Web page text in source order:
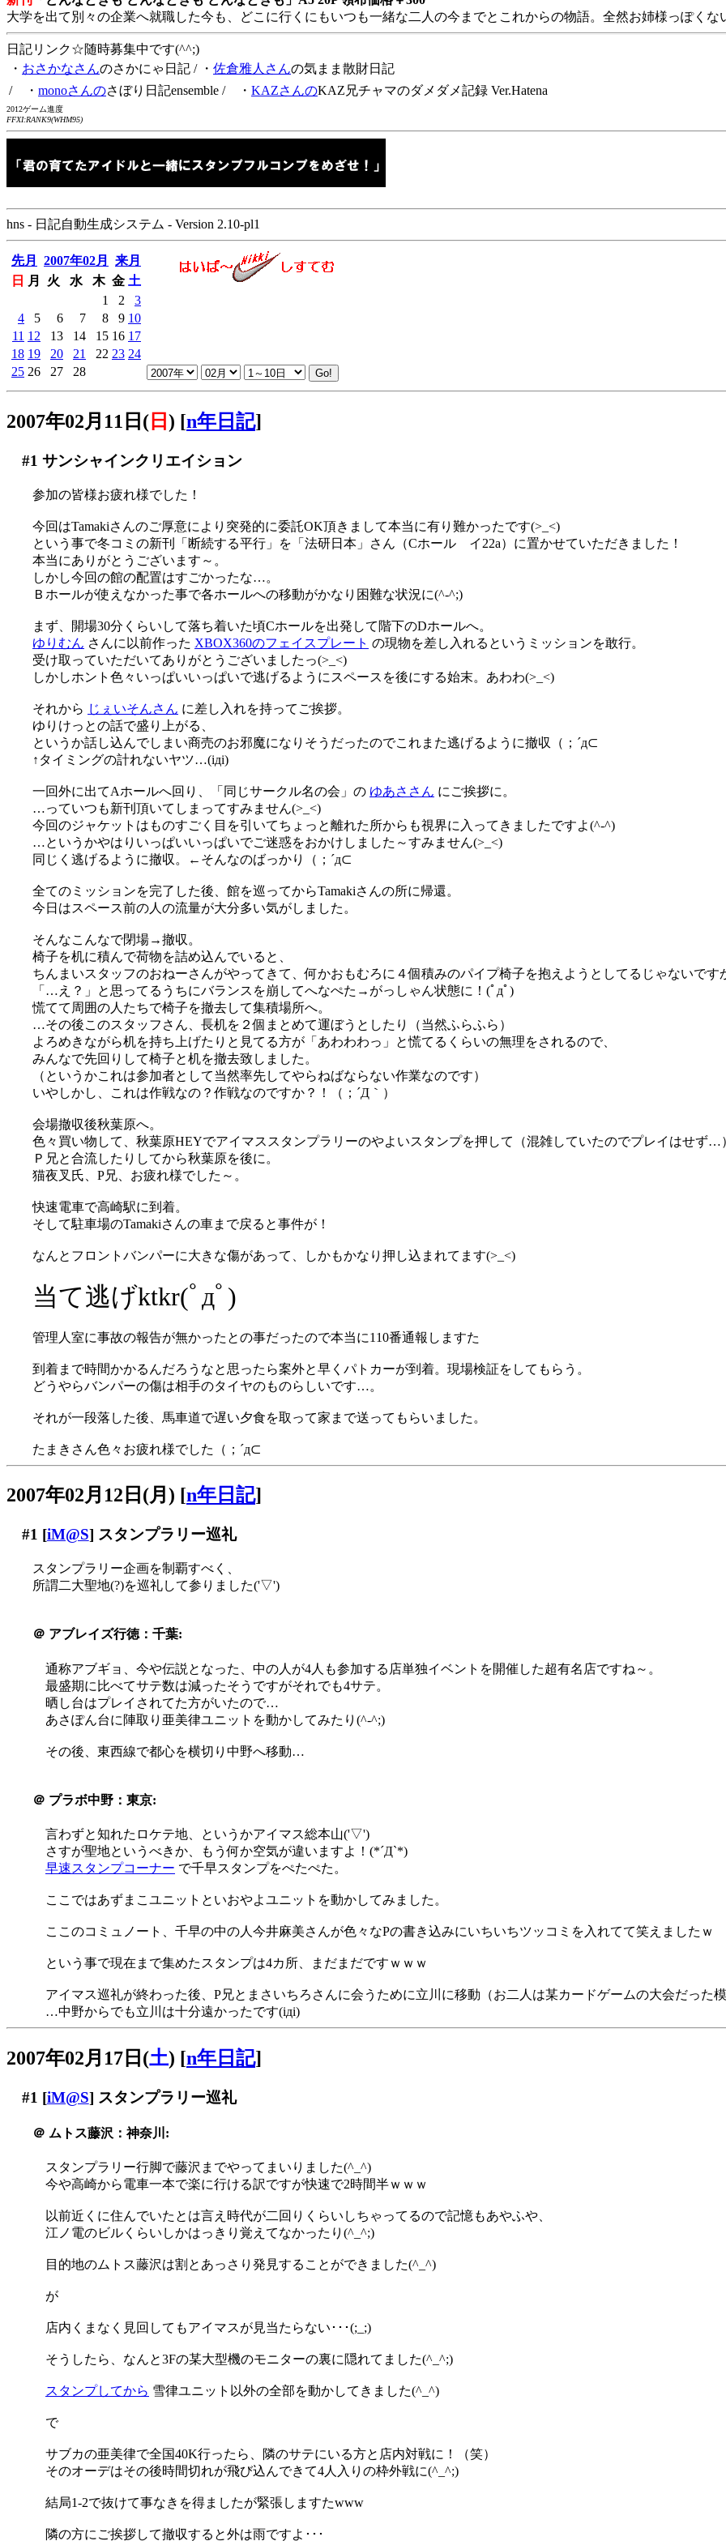
大学を出て別々の企業へ就職した今も、どこに行くにもいつも一緒な二人の今までとこれからの物語。全然お姉様っぽくな
日記リンク☆随時募集中です(^^;)
・ おさかなさんのさかにゃ日記 / ・ 佐倉雅人さんの気まま散財日記
/ ・ monoさんのさぼり日記ensemble / ・ KAZさんのKAZ兄チャマのダメダメ記録 Ver.Hatena
2012ゲーム進度
FFXI:RANK9(WHM95)
hns - 日記自動生成システム - Version 2.10-pl1
先月 2007年02月
来月
日
月 火 水 木 金 土
1
2
3
4
5 6 7 8 9 10
11 12 13 14 15 16 17
18 19 20 21 22 23 24
25 26 27 28
2007年02月11日( 日 ) [n年日記]
#1 サンシャインクリエイション
参加の皆様お疲れ様でした！
今回はTamakiさんのご厚意により突発的に委託OK頂きまして本当に有り難かったです(>_<)
という事で冬コミの新刊「断続する平行」を「法研日本」さん（Cホール イ22a）に置かせていただきました！
本当にありがとうございます～。
しかし今回の館の配置はすごかったな…。
Ｂホールが使えなかった事で各ホールへの移動がかなり困難な状況に(^-^;)
まず、開場30分くらいして落ち着いた頃Cホールを出発して階下のDホールへ。
ゆりむん さんに以前作った XBOX360のフェイスプレート の現物を差し入れるというミッションを敢行。
受け取っていただいてありがとうございましたっ(>_<)
しかしホント色々いっぱいいっぱいで逃げるようにスペースを後にする始末。あわわ(>_<)
それから じぇいそんさん に差し入れを持ってご挨拶。
ゆりけっとの話で盛り上がる、
というか話し込んでしまい商売のお邪魔になりそうだったのでこれまた逃げるように撤収（；´д⊂
↑タイミングの計れないヤツ…(iдi)
一回外に出てAホールへ回り、「同じサークル名の会」の ゆあささん にご挨拶に。
…っていつも新刊頂いてしまってすみません(>_<)
今回のジャケットはものすごく目を引いてちょっと離れた所からも視界に入ってきましたですよ(^-^)
…というかやはりいっぱいいっぱいでご迷惑をおかけしました～すみません(>_<)
同じく逃げるように撤収。←そんなのばっかり（；´д⊂
全てのミッションを完了した後、館を巡ってからTamakiさんの所に帰還。
今日はスペース前の人の流量が大分多い気がしました。
そんなこんなで閉場→撤収。
椅子を机に積んで荷物を詰め込んでいると、
ちんまいスタッフのおねーさんがやってきて、何かおもむろに４個積みのパイプ椅子を抱えようとしてるじゃないです
「…え？」と思ってるうちにバランスを崩してへなぺた→がっしゃん状態に！(ﾟдﾟ)
慌てて周囲の人たちで椅子を撤去して集積場所へ。
…その後このスタッフさん、長机を２個まとめて運ぼうとしたり（当然ふらふら）
よろめきながら机を持ち上げたりと見てる方が「あわわわっ」と慌てるくらいの無理をされるので、
みんなで先回りして椅子と机を撤去致しました。
（というかこれは参加者として当然率先してやらねばならない作業なのです）
いやしかし、これは作戦なの？作戦なのですか？！（；´Д｀）
会場撤収後秋葉原へ。
色々買い物して、秋葉原HEYでアイマススタンプラリーのやよいスタンプを押して（混雑していたのでプレイはせず…
Ｐ兄と合流したりしてから秋葉原を後に。
猫夜叉氏、P兄、お疲れ様でした～。
快速電車で高崎駅に到着。
そして駐車場のTamakiさんの車まで戻ると事件が！
なんとフロントバンパーに大きな傷があって、しかもかなり押し込まれてます(>_<)
当て逃げktkr(ﾟдﾟ)
管理人室に事故の報告が無かったとの事だったので本当に110番通報しますた
到着まで時間かかるんだろうなと思ったら案外と早くパトカーが到着。現場検証をしてもらう。
どうやらバンパーの傷は相手のタイヤのものらしいです…。
それが一段落した後、馬車道で遅い夕食を取って家まで送ってもらいました。
たまきさん色々お疲れ様でした（；´д⊂
2007年02月12日(月) [n年日記]
#1 [iM@S] スタンプラリー巡礼
スタンプラリー企画を制覇すべく、
所謂二大聖地(?)を巡礼して参りました('▽')
＠ アブレイズ行徳：千葉:
通称アブギョ、今や伝説となった、中の人が4人も参加する店単独イベントを開催した超有名店ですね～。
最盛期に比べてサテ数は減ったそうですがそれでも4サテ。
晒し台はプレイされてた方がいたので…
あさぽん台に陣取り亜美律ユニットを動かしてみたり(^-^;)
その後、東西線で都心を横切り中野へ移動…
＠ プラボ中野：東京:
言わずと知れたロケテ地、というかアイマス総本山('▽')
さすが聖地というべきか、もう何か空気が違いますよ！(*´Д`*)
早速スタンプコーナー で千早スタンプをぺたぺた。
ここではあずまこユニットといおやよユニットを動かしてみました。
ここのコミュノート、千早の中の人今井麻美さんが色々なPの書き込みにいちいちツッコミを入れてて笑えましたｗ
という事で現在まで集めたスタンプは4カ所、まだまだですｗｗｗ
アイマス巡礼が終わった後、P兄とまさいちろさんに会うために立川に移動（お二人は某カードゲームの大会だった
…中野からでも立川は十分遠かったです(iдi)
2007年02月17日(土) [n年日記]
#1 [iM@S] スタンプラリー巡礼
＠ ムトス藤沢：神奈川:
スタンプラリー行脚で藤沢までやってまいりました(^_^)
今や高崎から電車一本で楽に行ける訳ですが快速で2時間半ｗｗｗ
以前近くに住んでいたとは言え時代が二回りくらいしちゃってるので記憶もあやふや、
江ノ電のビルくらいしかはっきり覚えてなかったり(^_^;)
目的地のムトス藤沢は割とあっさり発見することができました(^_^)
が
店内くまなく見回してもアイマスが見当たらない･･･(;_;)
そうしたら、なんと3Fの某大型機のモニターの裏に隠れてました(^_^;)
スタンプしてから 雪律ユニット以外の全部を動かしてきました(^_^)
で
サブカの亜美律で全国40K行ったら、隣のサテにいる方と店内対戦に！（笑）
そのオーデはその後時間切れが飛び込んできて4人入りの枠外戦に(^_^;)
結局1-2で抜けて事なきを得ましたが緊張しますたwww
隣の方にご挨拶して撤収すると外は雨ですよ･･･